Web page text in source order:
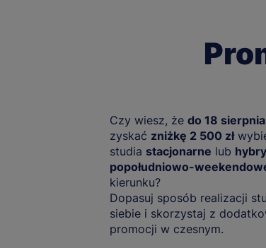
Czy wiesz, że do 18 sierpnia
zyskać zniżkę 2 500 zł
studia stacjonarne lub
popołudniowo-
kierunku?
Dopasuj sposób realizacji
siebie i skorzystaj z
promocji w czesnym.